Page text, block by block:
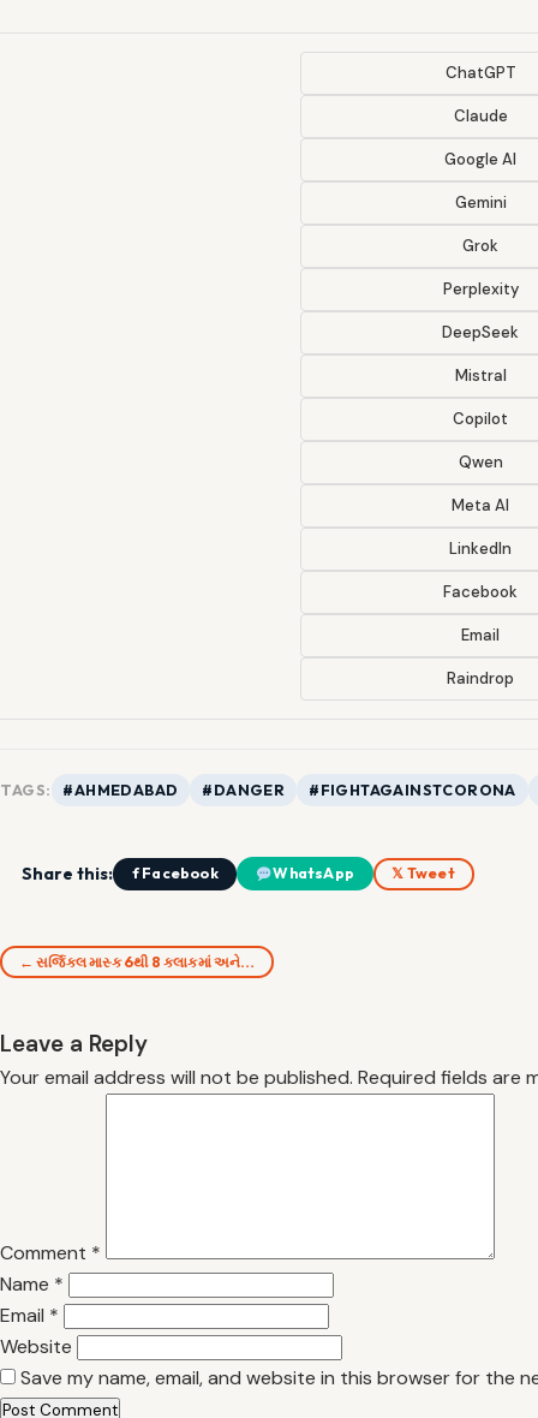
ChatGPT
Claude
Google AI
Gemini
Grok
Perplexity
DeepSeek
Mistral
Copilot
Qwen
Meta AI
LinkedIn
Facebook
Email
Raindrop
TAGS: #AHMEDABAD #DANGER #FIGHTAGAINSTCORONA
Share this: f Facebook WhatsApp 𝕏 Tweet
← સર્જિકલ માસ્ક 6થી 8 કલાકમાં અને…
Leave a Reply
Your email address will not be published. Required fields are
Comment *
Name *
Email *
Website
Save my name, email, and website in this browser for the